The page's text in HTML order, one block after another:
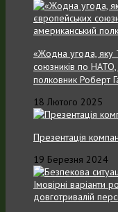
«Жодна угода, яку
союзників по
полковник Роберт
18 Лютого 2025
Презентація
19 Березня 2024